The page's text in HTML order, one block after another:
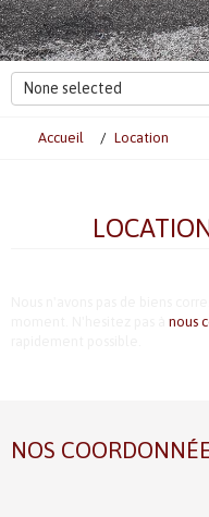
None selected
Accueil Location
nous
NOS